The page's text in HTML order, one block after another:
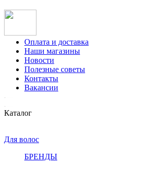
Оплата и доставка
Наши магазины
Новости
Полезные советы
Контакты
Вакансии
Каталог
Для волос
БРЕНДЫ